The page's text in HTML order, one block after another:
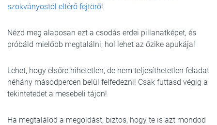
szokványostól eltérő fejtörő!
Nézd meg alaposan ezt a csodás erdei pillanatképet, és
próbáld mielőbb megtalálni, hol lehet az őzike apukája!
Lehet, hogy elsőre hihetetlen, de nem teljesíthetetlen feladat
néhány másodpercen belül felfedezni! Csak futtasd végig a
tekintetedet a mesebeli tájon!
Ha megtalálod a megoldást, biztos, hogy te is azt mondod